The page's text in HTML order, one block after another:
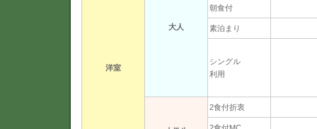
洋室
大人
朝食付
素泊まり
シングル
利用
2食付折衷